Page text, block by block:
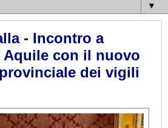
▼
- Incontro a
Aquile con il nuovo
dei vigili